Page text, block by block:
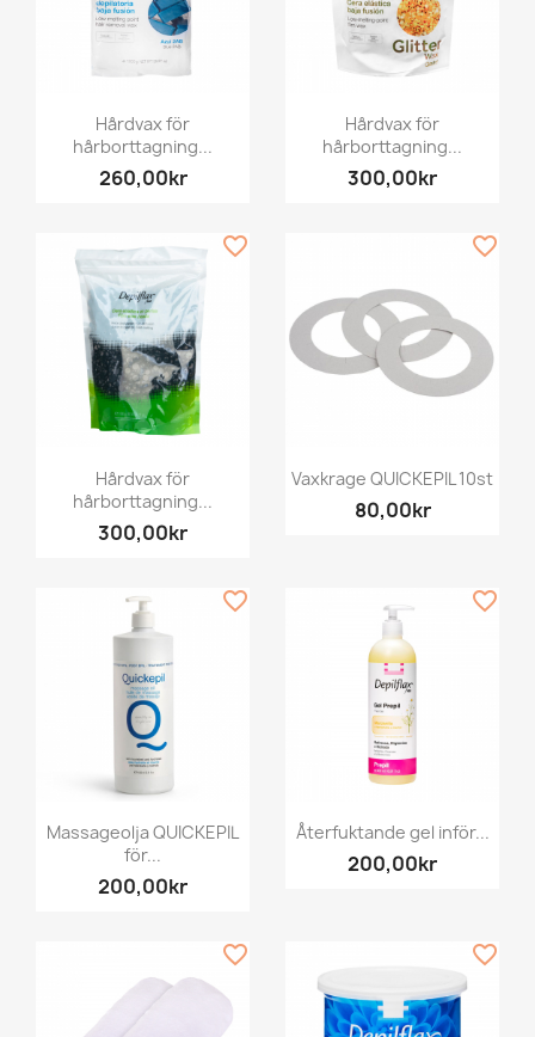
Hårdvax för
hårborttagning...
260,00kr
Hårdvax för
hårborttagning...
300,00kr
Hårdvax för
hårborttagning...
300,00kr
favorite_border
Vaxkrage QUICKEPIL 10st
80,00kr
favorite_border
Massageolja QUICKEPIL
för...
200,00kr
favorite_border
Återfuktande gel inför...
200,00kr
favorite_border
favorite_border favorite_border